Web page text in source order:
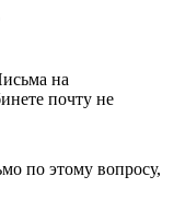
на
почту не
по этому вопросу,